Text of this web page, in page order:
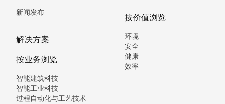
新闻发布
解决方案
按业务浏览
智能建筑科技
智能工业科技
过程自动化与工艺技术
按价值浏览
环境
安全
健康
效率